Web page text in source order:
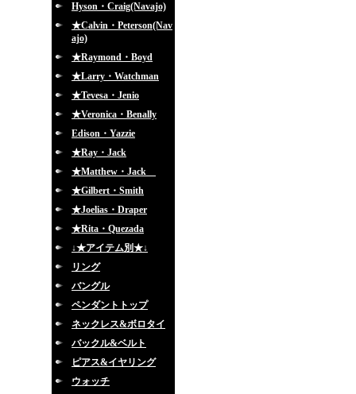
Hyson・Craig(Navajo)
★Calvin・Peterson(Nav
ajo)
★Raymond・Boyd
★Larry・Watchman
★Tevesa・Jenio
★Veronica・Benally
Edison・Yazzie
★Ray・Jack
★Matthew・Jack
★Gilbert・Smith
★Joelias・Draper
★Rita・Quezada
↓★アイテム別★↓
リング
バングル
ペンダントトップ
ネックレス&ボロタイ
バックル&ベルト
ピアス&イヤリング
ウォッチ